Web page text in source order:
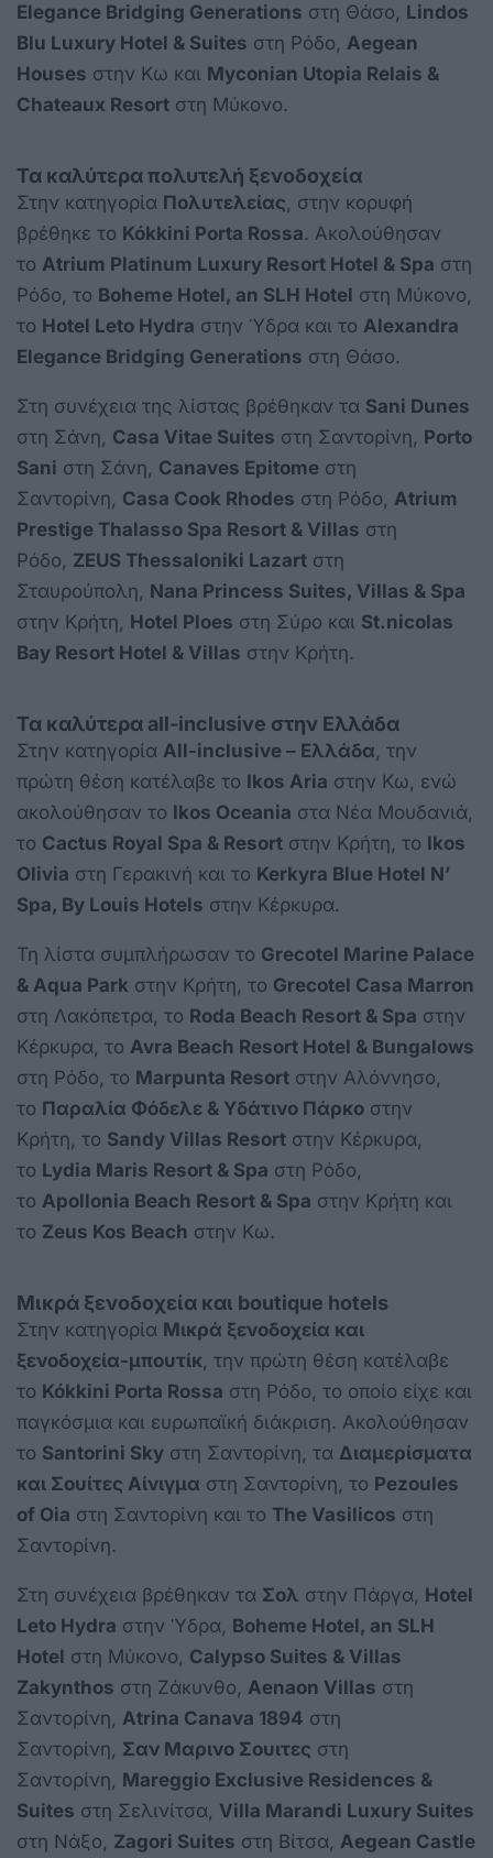
Elegance Bridging Generations στη Θάσο, Lindos
Blu Luxury Hotel & Suites στη Ρόδο, Aegean
Houses στην Κω και Myconian Utopia Relais &
Chateaux Resort στη Μύκονο.
Τα καλύτερα πολυτελή ξενοδοχεία
Στην κατηγορία Πολυτελείας, στην κορυφή
βρέθηκε το Kókkini Porta Rossa. Ακολούθησαν
το Atrium Platinum Luxury Resort Hotel & Spa στη
Ρόδο, το Boheme Hotel, an SLH Hotel στη Μύκονο,
το Hotel Leto Hydra στην Ύδρα και το Alexandra
Elegance Bridging Generations στη Θάσο.
Στη συνέχεια της λίστας βρέθηκαν τα Sani Dunes
στη Σάνη, Casa Vitae Suites στη Σαντορίνη, Porto
Sani στη Σάνη, Canaves Epitome στη
Σαντορίνη, Casa Cook Rhodes στη Ρόδο, Atrium
Prestige Thalasso Spa Resort & Villas στη
Ρόδο, ZEUS Thessaloniki Lazart στη
Σταυρούπολη, Nana Princess Suites, Villas & Spa
στην Κρήτη, Hotel Ploes στη Σύρο και St.nicolas
Bay Resort Hotel & Villas στην Κρήτη.
Τα καλύτερα all-inclusive στην Ελλάδα
Στην κατηγορία All-inclusive – Ελλάδα, την
πρώτη θέση κατέλαβε το Ikos Aria στην Κω, ενώ
ακολούθησαν το Ikos Oceania στα Νέα Μουδανιά,
το Cactus Royal Spa & Resort στην Κρήτη, το Ikos
Olivia στη Γερακινή και το Kerkyra Blue Hotel N’
Spa, By Louis Hotels στην Κέρκυρα.
Τη λίστα συμπλήρωσαν το Grecotel Marine Palace
& Aqua Park στην Κρήτη, το Grecotel Casa Marron
στη Λακόπετρα, το Roda Beach Resort & Spa στην
Κέρκυρα, το Avra Beach Resort Hotel & Bungalows
στη Ρόδο, το Marpunta Resort στην Αλόννησο,
το Παραλία Φόδελε & Υδάτινο Πάρκο στην
Κρήτη, το Sandy Villas Resort στην Κέρκυρα,
το Lydia Maris Resort & Spa στη Ρόδο,
το Apollonia Beach Resort & Spa στην Κρήτη και
το Zeus Kos Beach στην Κω.
Μικρά ξενοδοχεία και boutique hotels
Στην κατηγορία Μικρά ξενοδοχεία και
ξενοδοχεία-μπουτίκ, την πρώτη θέση κατέλαβε
το Kókkini Porta Rossa στη Ρόδο, το οποίο είχε και
παγκόσμια και ευρωπαϊκή διάκριση. Ακολούθησαν
το Santorini Sky στη Σαντορίνη, τα Διαμερίσματα
και Σουίτες Αίνιγμα στη Σαντορίνη, το Pezoules
of Oia στη Σαντορίνη και το The Vasilicos στη
Σαντορίνη.
Στη συνέχεια βρέθηκαν τα Σολ στην Πάργα, Hotel
Leto Hydra στην Ύδρα, Boheme Hotel, an SLH
Hotel στη Μύκονο, Calypso Suites & Villas
Zakynthos στη Ζάκυνθο, Aenaon Villas στη
Σαντορίνη, Atrina Canava 1894 στη
Σαντορίνη, Σαν Μαρινο Σουιτες στη
Σαντορίνη, Mareggio Exclusive Residences &
Suites στη Σελινίτσα, Villa Marandi Luxury Suites
στη Νάξο, Zagori Suites στη Βίτσα, Aegean Castle